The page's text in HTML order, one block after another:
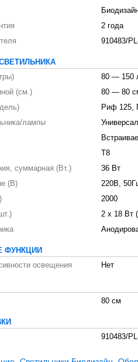
2 года
910483/
80 — 150
(см.)
80 — 80
Риф 125,
лампы
T8
суммарная (Вт.)
36 Вт
(В)
220В,
2000
2 х 18 Вт
ФУНКЦИИ
освещения
Нет
80 см
910483/